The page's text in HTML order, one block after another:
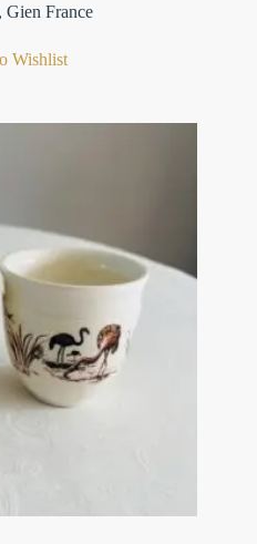
,Gien France
Wishlist